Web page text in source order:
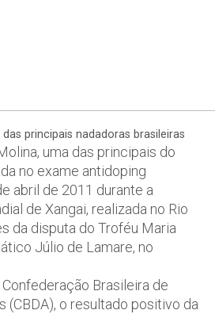
principais nadadoras brasileiras
uma das principais do
no exame antidoping
abril de 2011 durante a
de Xangai, realizada no Rio
da disputa do Troféu Maria
Júlio de Lamare, no
Brasileira de
(CBDA), o resultado positivo da